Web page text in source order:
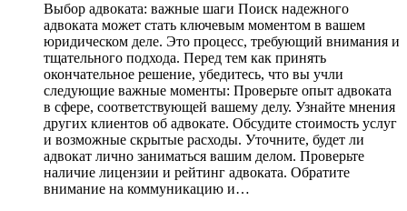
Выбор адвоката: важные шаги Поиск надежного
адвоката может стать ключевым моментом в вашем
юридическом деле. Это процесс, требующий внимания и
тщательного подхода. Перед тем как принять
окончательное решение, убедитесь, что вы учли
следующие важные моменты: Проверьте опыт адвоката
в сфере, соответствующей вашему делу. Узнайте мнения
других клиентов об адвокате. Обсудите стоимость услуг
и возможные скрытые расходы. Уточните, будет ли
адвокат лично заниматься вашим делом. Проверьте
наличие лицензии и рейтинг адвоката. Обратите
внимание на коммуникацию и…